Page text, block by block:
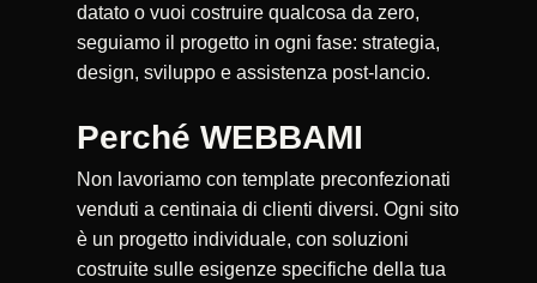
datato o vuoi costruire qualcosa da zero,
seguiamo il progetto in ogni fase: strategia,
design, sviluppo e assistenza post-lancio.
Perché WEBBAMI
Non lavoriamo con template preconfezionati
venduti a centinaia di clienti diversi. Ogni sito
è un progetto individuale, con soluzioni
costruite sulle esigenze specifiche della tua